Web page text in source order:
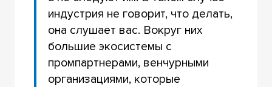
индустрия не говорит, что делать,
она слушает вас. Вокруг них
большие экосистемы с
промпартнерами, венчурными
организациями, которые